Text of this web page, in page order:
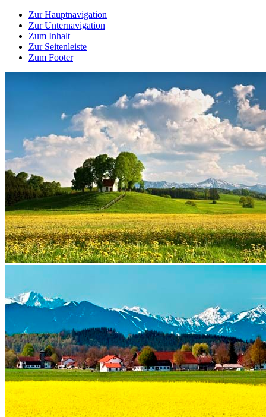
Zur Hauptnavigation
Zur Unternavigation
Zum Inhalt
Zur Seitenleiste
Zum Footer